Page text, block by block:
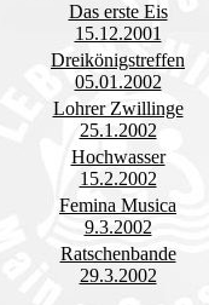
Das erste Eis
15.12.2001
Dreikönigstreffen
05.01.2002
Lohrer Zwillinge
25.1.2002
Hochwasser
15.2.2002
Femina Musica
9.3.2002
Ratschenbande
29.3.2002